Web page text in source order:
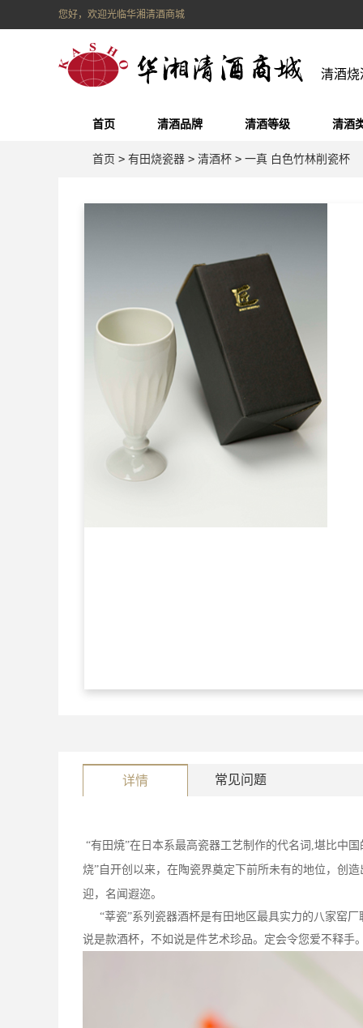
您好，欢迎光临华湘清酒商城
清酒烧
首页 清酒品牌 清酒等级 清酒
首页 > 有田烧瓷器 > 清酒杯 > 一真 白色竹林削瓷杯
详情 常见问题
“有田焼”在日本系最高瓷器工艺制作的代名词 ,堪比中国
烧”自开创以来，在陶瓷界奠定下前所未有的地位，创
迎，名闻遐迩。
“莘瓷”系列瓷器酒杯是有田地区最具实力的八家窑
说是款酒杯，不如说是件艺术珍品。定会令您爱不释手